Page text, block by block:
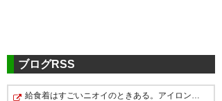
世主は！！！！
MIKADO！！！！！！！！！
ブログRSS
給食着はすごいニオイのときある。アイロンあてたときに…